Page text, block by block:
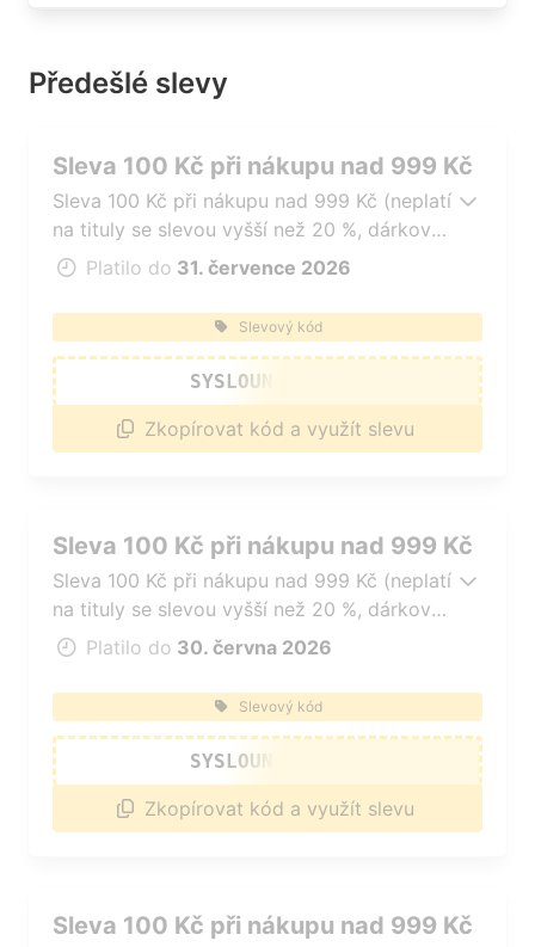
Předešlé slevy
Sleva 100 Kč při nákupu nad 999 Kč
Sleva 100 Kč při nákupu nad 999 Kč (neplatí
na tituly se slevou vyšší než 20 %, dárkové
poukazy, čtečky e-knih a tituly v akci typu
Platilo do 31. července 2026
Slevový kód
SYSLOUN49AFKD
Zkopírovat kód a využít slevu
Sleva 100 Kč při nákupu nad 999 Kč
Sleva 100 Kč při nákupu nad 999 Kč (neplatí
na tituly se slevou vyšší než 20 %, dárkové
poukazy, čtečky e-knih a tituly v akci typu
Platilo do 30. června 2026
Slevový kód
SYSLOUN48AFKD
Zkopírovat kód a využít slevu
Sleva 100 Kč při nákupu nad 999 Kč